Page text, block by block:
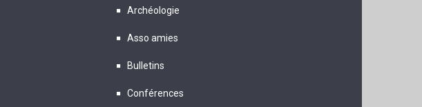
Archéologie
Asso amies
Bulletins
Conférences